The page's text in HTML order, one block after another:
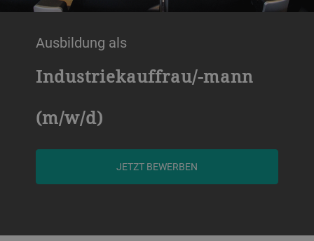
Ausbildung als
Industriekauffrau/-mann
(m/w/d)
JETZT BEWERBEN